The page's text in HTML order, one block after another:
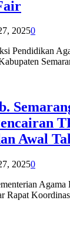
20250
Pendidikan
Awal
20250
Agama
Rapat